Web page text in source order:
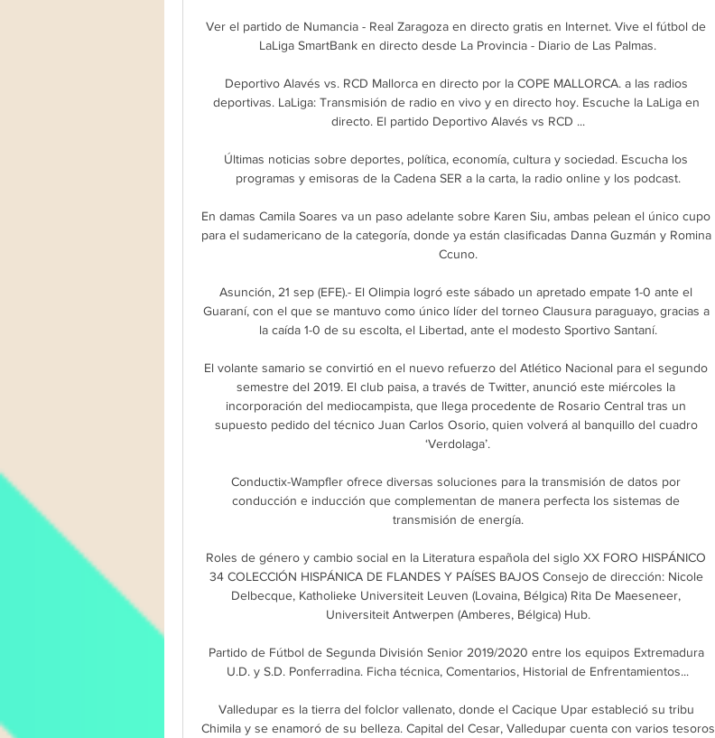
Ver el partido de Numancia - Real Zaragoza en directo gratis en Internet. Vive el fútbol de
LaLiga SmartBank en directo desde La Provincia - Diario de Las Palmas.
Deportivo Alavés vs. RCD Mallorca en directo por la COPE MALLORCA. a las radios
deportivas. LaLiga: Transmisión de radio en vivo y en directo hoy. Escuche la LaLiga en
directo. El partido Deportivo Alavés vs RCD ...
Últimas noticias sobre deportes, política, economía, cultura y sociedad. Escucha los
programas y emisoras de la Cadena SER a la carta, la radio online y los podcast.
En damas Camila Soares va un paso adelante sobre Karen Siu, ambas pelean el único cupo
para el sudamericano de la categoría, donde ya están clasificadas Danna Guzmán y Romina
Ccuno.
Asunción, 21 sep (EFE).- El Olimpia logró este sábado un apretado empate 1-0 ante el
Guaraní, con el que se mantuvo como único líder del torneo Clausura paraguayo, gracias a
la caída 1-0 de su escolta, el Libertad, ante el modesto Sportivo Santaní.
El volante samario se convirtió en el nuevo refuerzo del Atlético Nacional para el segundo
semestre del 2019. El club paisa, a través de Twitter, anunció este miércoles la
incorporación del mediocampista, que llega procedente de Rosario Central tras un
supuesto pedido del técnico Juan Carlos Osorio, quien volverá al banquillo del cuadro
‘Verdolaga’.
Conductix-Wampfler ofrece diversas soluciones para la transmisión de datos por
conducción e inducción que complementan de manera perfecta los sistemas de
transmisión de energía.
Roles de género y cambio social en la Literatura española del siglo XX FORO HISPÁNICO
34 COLECCIÓN HISPÁNICA DE FLANDES Y PAÍSES BAJOS Consejo de dirección: Nicole
Delbecque, Katholieke Universiteit Leuven (Lovaina, Bélgica) Rita De Maeseneer,
Universiteit Antwerpen (Amberes, Bélgica) Hub.
Partido de Fútbol de Segunda División Senior 2019/2020 entre los equipos Extremadura
U.D. y S.D. Ponferradina. Ficha técnica, Comentarios, Historial de Enfrentamientos...
Valledupar es la tierra del folclor vallenato, donde el Cacique Upar estableció su tribu
Chimila y se enamoró de su belleza. Capital del Cesar, Valledupar cuenta con varios tesoros